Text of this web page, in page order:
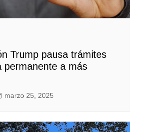
Trump pausa trámites
permanente a más
marzo 25, 2025